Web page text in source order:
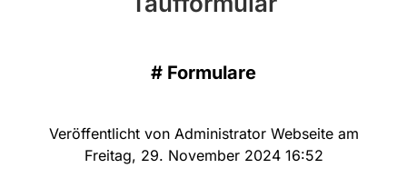
# Formulare
Veröffentlicht von Administrator Webseite am
Freitag, 29. November 2024 16:52